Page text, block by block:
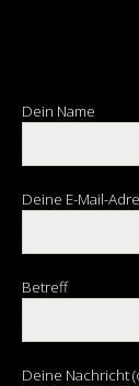
Dein Name
Deine E-Mail-
Betreff
Deine Nachricht